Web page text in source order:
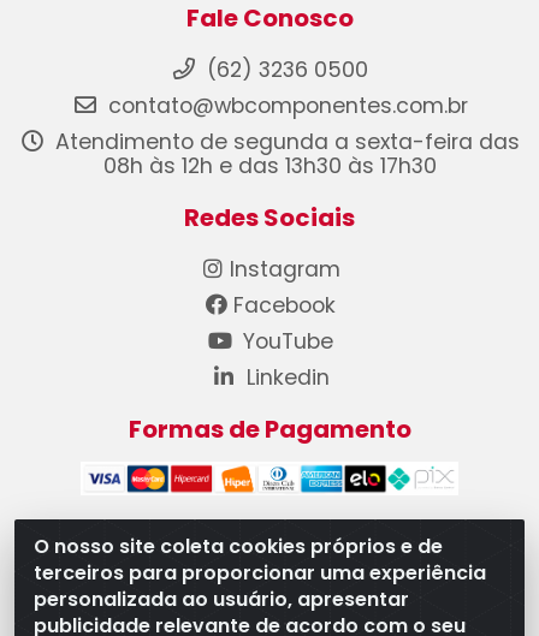
O nosso site coleta cookies próprios e de
terceiros para proporcionar uma experiência
personalizada ao usuário, apresentar
publicidade relevante de acordo com o seu
Fale Conosco
(62) 3236 0500
contato@wbcomponentes.com.br
Atendimento de segunda a sexta-feira das
08h às 12h e das 13h30 às 17h30
Redes Sociais
Instagram
Facebook
YouTube
Linkedin
Formas de Pagamento
WB Componentes Automotivos LTDA - CNPJ
08.528.393/0001-12 - Rua do Níquel, 667 - Parque
Oeste Industrial, Goiânia/GO - CEP 74375-660